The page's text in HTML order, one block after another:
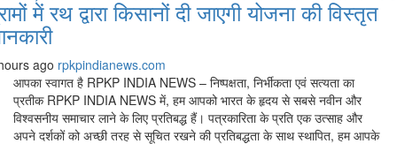
में रथ द्वारा किसानों दी जाएगी योजना की विस्तृत
ago rpkpindianews.com
आपका स्वागत है RPKP INDIA NEWS – निष्पक्षता, निर्भीकता एवं सत्यता का
प्रतीक RPKP INDIA NEWS में, हम आपको भारत के हृदय से सबसे नवीन और
विश्वसनीय समाचार लाने के लिए प्रतिबद्ध हैं। पत्रकारिता के प्रति एक उत्साह और
अपने दर्शकों को अच्छी तरह से सूचित रखने की प्रतिबद्धता के साथ स्थापित, हम आपके